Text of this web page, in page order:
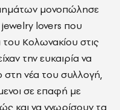
μονοπώλησε
lovers που
Κολωνακίου στις
την ευκαιρία να
στη νέα του συλλογή,
σε επαφή με
και να γνωρίσουν τα